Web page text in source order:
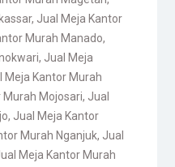
, Jual Meja Kantor
Murah Manado,
, Jual Meja
Meja Kantor Murah
Murah Mojosari, Jual
, Jual Meja Kantor
Murah Nganjuk, Jual
Meja Kantor Murah